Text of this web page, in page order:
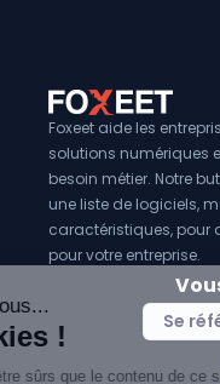
Foxeet aide les
solutions numériques
besoin métier. Notre
une liste de logiciels,
caractéristiques, pour
pour votre entreprise.
Se